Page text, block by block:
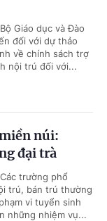
Giáo dục và Đào
đối với dự thảo
về chính sách trợ
nội trú đối với...
núi:
đại trà
trường phổ
trú, bán trú thường
vi tuyển sinh
những nhiệm vụ...